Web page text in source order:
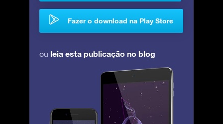
Fazer o download na Play Store
ou leia esta publicação no blog